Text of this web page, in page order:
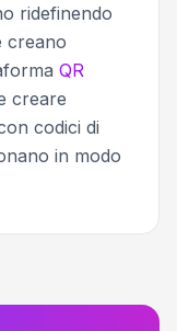
ridefinendo
creano
QR
creare
codici di
in modo